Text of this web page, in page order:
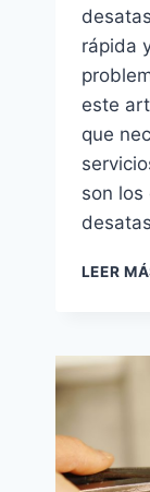
rápida
este
que
son los
LEER